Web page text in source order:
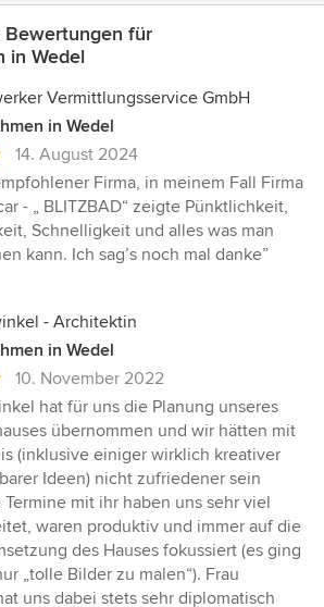
Bewertungen für
in Wedel
Vermittlungsservice GmbH
in Wedel
14. August 2024
Firma, in meinem Fall Firma
- „ BLITZBAD“ zeigte Pünktlichkeit,
Schnelligkeit und alles was man
kann. Ich sag’s noch mal danke”
- Architektin
in Wedel
10. November 2022
hat für uns die Planung unseres
übernommen und wir hätten mit
(inklusive einiger wirklich kreativer
Ideen) nicht zufriedener sein
mit ihr haben uns sehr viel
waren produktiv und immer auf die
des Hauses fokussiert (es ging
„tolle Bilder zu malen“). Frau
uns dabei stets sehr diplomatisch